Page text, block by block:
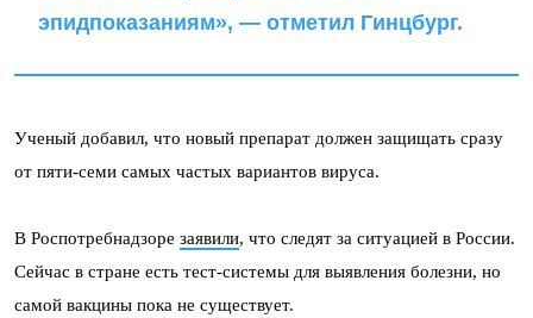
эпидпоказаниям», — отметил Гинцбург.
Ученый добавил, что новый препарат должен защищать сразу
от пяти-семи самых частых вариантов вируса.
В Роспотребнадзоре заявили, что следят за ситуацией в России.
Сейчас в стране есть тест-системы для выявления болезни, но
самой вакцины пока не существует.